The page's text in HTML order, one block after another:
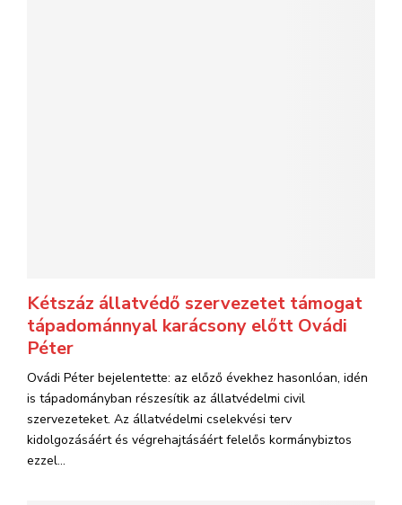
Kétszáz állatvédő szervezetet támogat
tápadománnyal karácsony előtt Ovádi
Péter
Ovádi Péter bejelentette: az előző évekhez hasonlóan, idén
is tápadományban részesítik az állatvédelmi civil
szervezeteket. Az állatvédelmi cselekvési terv
kidolgozásáért és végrehajtásáért felelős kormánybiztos
ezzel...